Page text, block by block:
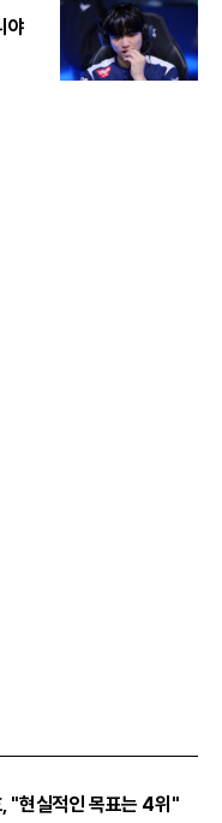
야
"현실적인 목표는 4위"